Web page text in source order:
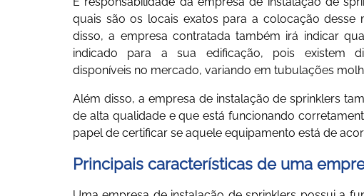
quais são os locais exatos para a colocação desse
disso, a empresa contratada também irá indicar
indicado para a sua edificação, pois existem
disponíveis no mercado, variando em tubulações
Além disso, a empresa de instalação de sprinklers
de alta qualidade e que está funcionando
papel de certificar se aquele equipamento está de
Principais características de uma